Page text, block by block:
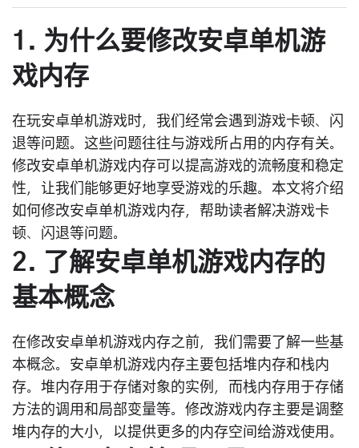
1. 为什么要修改安卓单机游
戏内存
在玩安卓单机游戏时，我们经常会遇到游戏卡顿、闪
退等问题。这些问题往往与游戏所占用的内存有关。
修改安卓单机游戏内存可以提高游戏的流畅度和稳定
性，让我们能够更好地享受游戏的乐趣。本文将介绍
如何修改安卓单机游戏内存，帮助读者解决游戏卡
顿、闪退等问题。
2. 了解安卓单机游戏内存的
基本概念
在修改安卓单机游戏内存之前，我们需要了解一些基
本概念。安卓单机游戏内存主要包括堆内存和栈内
存。堆内存用于存储对象的实例，而栈内存用于存储
方法的调用和局部变量等。修改游戏内存主要是调整
堆内存的大小，以提供更多的内存空间给游戏使用。